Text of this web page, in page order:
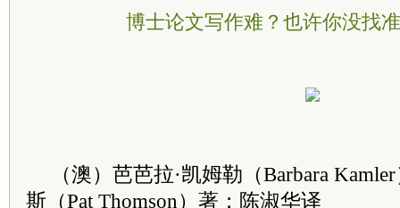
博士论文写作难？也许你没找
（澳）芭芭拉·凯姆勒（Barbara
斯（Pat Thomson）著；陈淑华译